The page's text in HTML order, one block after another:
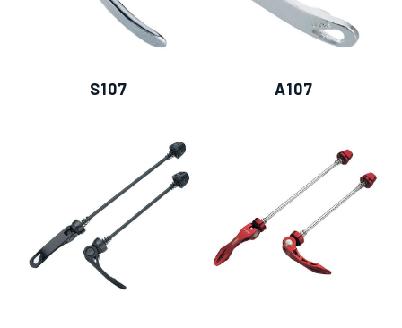
S107 A107
僅必需的 同意